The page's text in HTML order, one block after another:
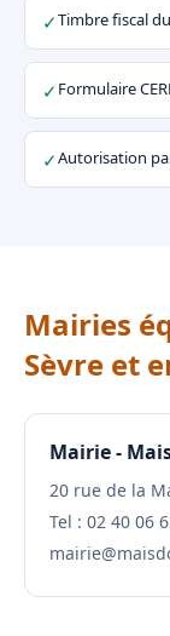
✓Timbre fiscal
✓ Formulaire
✓Autorisation
Mairies
Sèvre et
Mairie -
20 rue de la
Tel : 02 40 06